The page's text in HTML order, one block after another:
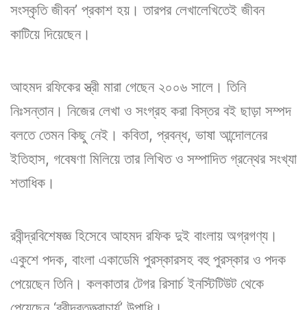
সংস্কৃতি জীবন’ প্রকাশ হয়। তারপর লেখালেখিতেই জীবন
কাটিয়ে দিয়েছেন।
আহমদ রফিকের স্ত্রী মারা গেছেন ২০০৬ সালে। তিনি
নিঃসন্তান। নিজের লেখা ও সংগ্রহ করা বিস্তর বই ছাড়া সম্পদ
বলতে তেমন কিছু নেই। কবিতা, প্রবন্ধ, ভাষা আন্দোলনের
ইতিহাস, গবেষণা মিলিয়ে তার লিখিত ও সম্পাদিত গ্রন্থের সংখ্যা
শতাধিক।
রবীন্দ্রবিশেষজ্ঞ হিসেবে আহমদ রফিক দুই বাংলায় অগ্রগণ্য।
একুশে পদক, বাংলা একাডেমি পুরস্কারসহ বহু পুরস্কার ও পদক
পেয়েছেন তিনি। কলকাতার টেগর রিসার্চ ইনস্টিটিউট থেকে